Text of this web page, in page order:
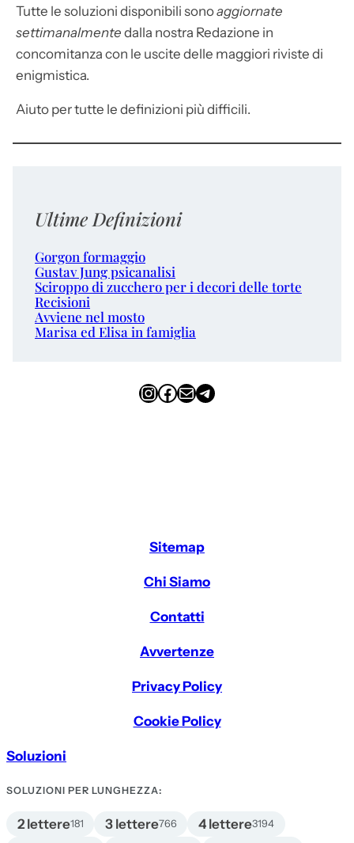
Tutte le soluzioni disponibili sonoaggiornate
settimanalmente dalla nostra Redazione in
concomitanza con le uscite delle maggiori riviste di
enigmistica.
Aiuto per tutte le definizioni più difficili.
Ultime Definizioni
Gorgon formaggio
Gustav Jung psicanalisi
Sciroppo di zucchero per i decori delle torte
Recisioni
Avviene nel mosto
Marisa ed Elisa in famiglia
InstagramFacebook Email Telegram
Sitemap
Chi Siamo
Contatti
Avvertenze
Privacy Policy
Cookie Policy
Soluzioni
SOLUZIONI PER LUNGHEZZA:
2 lettere181 3 lettere766 4 lettere3194